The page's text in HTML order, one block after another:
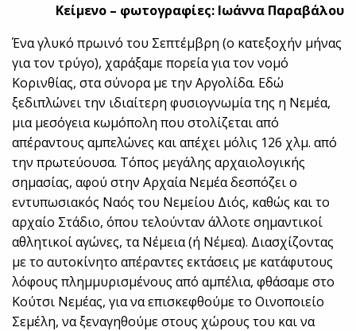
Κείμενο – φωτογραφίες: Ιωάννα Παραβάλου
Ένα γλυκό πρωινό του Σεπτέμβρη (ο κατεξοχήν μήνας
για τον τρύγο), χαράξαμε πορεία για τον νομό
Κορινθίας, στα σύνορα με την Αργολίδα. Εδώ
ξεδιπλώνει την ιδιαίτερη φυσιογνωμία της η Νεμέα,
μια μεσόγεια κωμόπολη που στολίζεται από
απέραντους αμπελώνες και απέχει μόλις 126 χλμ. από
την πρωτεύουσα. Τόπος μεγάλης αρχαιολογικής
σημασίας, αφού στην Αρχαία Νεμέα δεσπόζει ο
εντυπωσιακός Ναός του Νεμείου Διός, καθώς και το
αρχαίο Στάδιο, όπου τελούνταν άλλοτε σημαντικοί
αθλητικοί αγώνες, τα Νέμεια (ή Νέμεα). Διασχίζοντας
με το αυτοκίνητο απέραντες εκτάσεις με κατάφυτους
λόφους πλημμυρισμένους από αμπέλια, φθάσαμε στο
Κούτσι Νεμέας, για να επισκεφθούμε το Οινοποιείο
Σεμέλη, να ξεναγηθούμε στους χώρους του και να